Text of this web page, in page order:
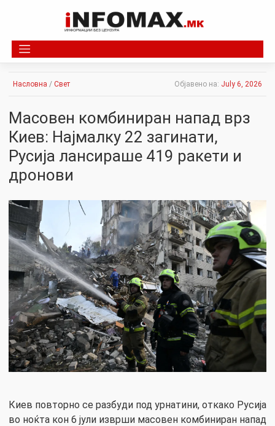
Насловна / Свет Објавено на: July 6, 2026
Масовен комбиниран напад врз
Киев: Најмалку 22 загинати,
Русија лансираше 419 ракети и
дронови
Киев повторно се разбуди под урнатини, откако Русија
во ноќта кон 6 јули изврши масовен комбиниран напад